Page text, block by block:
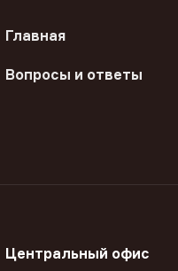
Главная
Вопросы и ответы
Центральный офис